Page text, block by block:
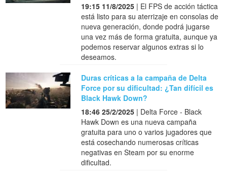
19:15 11/8/2025 | El FPS de acción táctica
está listo para su aterrizaje en consolas de
nueva generación, donde podrá jugarse
una vez más de forma gratuita, aunque ya
podemos reservar algunos extras si lo
deseamos.
Duras críticas a la campaña de Delta
Force por su dificultad: ¿Tan difícil es
Black Hawk Down?
18:46 25/2/2025 | Delta Force - Black
Hawk Down es una nueva campaña
gratuita para uno o varios jugadores que
está cosechando numerosas críticas
negativas en Steam por su enorme
dificultad.